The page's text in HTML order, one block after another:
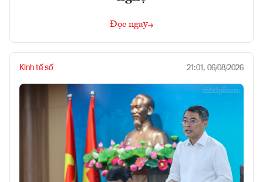
Đọc ngay
Kinh tế số 21:01, 06/08/2026